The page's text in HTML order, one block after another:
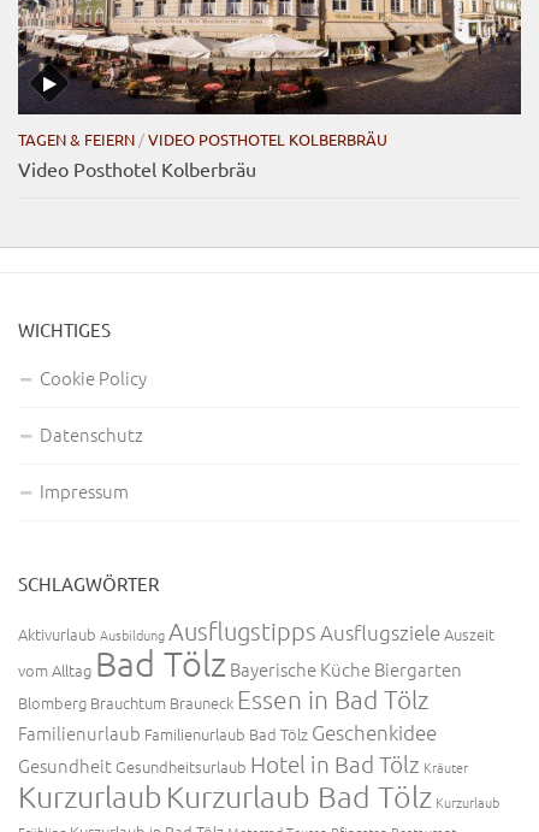
TAGEN & FEIERN /VIDEO POSTHOTEL KOLBERBRÄU
Video Posthotel Kolberbräu
WICHTIGES
Cookie Policy
Datenschutz
Impressum
SCHLAGWÖRTER
Aktivurlaub AusbildungAusflugstippsAusflugszieleAuszeit
vom Alltag Bad Tölz Bayerische KücheBiergarten
Blomberg Brauchtum Brauneck Essen in Bad Tölz
Familienurlaub Familienurlaub Bad Tölz Geschenkidee
Gesundheit Gesundheitsurlaub Hotel in Bad Tölz Kräuter
Kurzurlaub Kurzurlaub Bad Tölz Kurzurlaub